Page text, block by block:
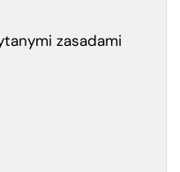
zasadami